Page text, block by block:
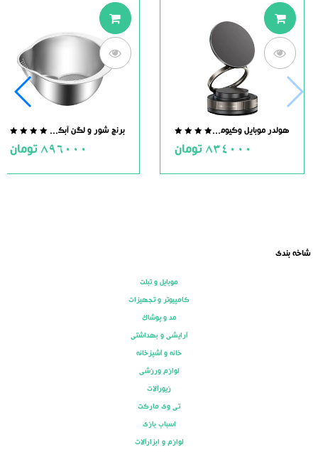
out
هولدر موبایل وکیومی مگنت دار
834000 تومان
برنج شور و لگن آبکش دار استیل
896000 تومان
شاخه بندی
موبایل و تبلت
کامپیوتر و تجهیزات
مد و پوشاک
آرایشی و بهداشتی
خانه و آشپزخانه
لوازم ورزشی
زیورآلات
تی وی مارکت
اسباب بازی
لوازم و ابزارآلات